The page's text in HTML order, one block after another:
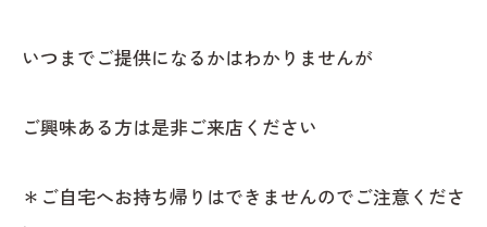
いつまでご提供になるかはわかりませんが
ご興味ある方は是非ご来店ください
＊ご自宅へお持ち帰りはできませんのでご注意くださ